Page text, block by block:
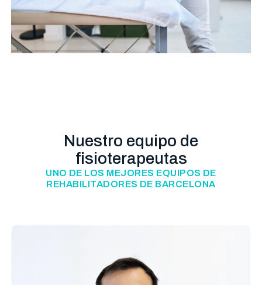
Nuestro equipo de
fisioterapeutas
UNO DE LOS MEJORES EQUIPOS DE
REHABILITADORES DE BARCELONA